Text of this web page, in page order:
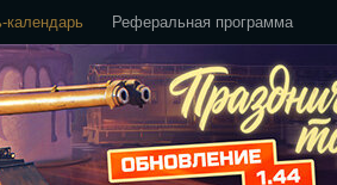
календарь Реферальная программа